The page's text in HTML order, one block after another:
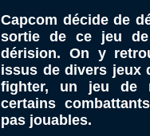
Capcom décide de
sortie de ce jeu
dérision. On y
issus de divers jeux
fighter, un jeu de
certains
pas jouables.